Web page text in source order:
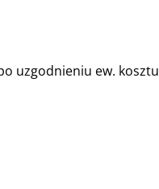
uzgodnieniu ew.